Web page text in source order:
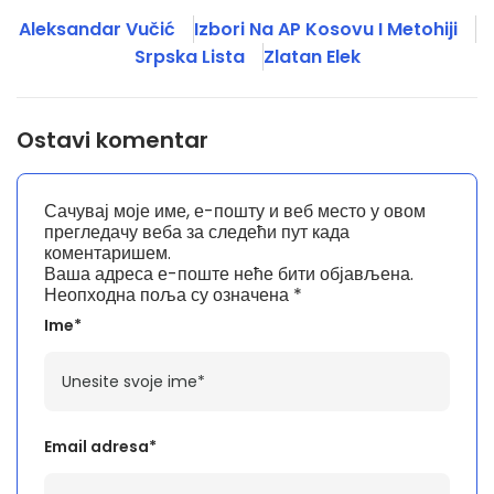
Aleksandar Vučić
Izbori Na AP Kosovu I Metohiji
Srpska Lista
Zlatan Elek
Ostavi komentar
Ваша адреса е-поште неће бити објављена.
Неопходна поља су означена *
Ime*
Email adresa*
Сачувај моје име, е-пошту и веб место у овом
прегледачу веба за следећи пут када
коментаришем.